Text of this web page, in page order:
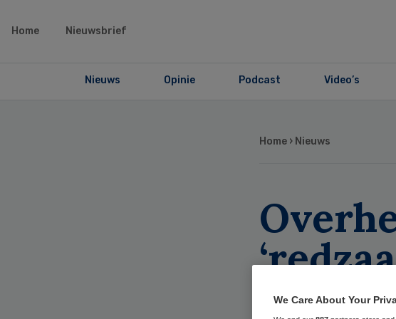
Home Nieuwsbrief
Nieuws Opinie Podcast Video’s
Home › Nieuws
We Care About Your